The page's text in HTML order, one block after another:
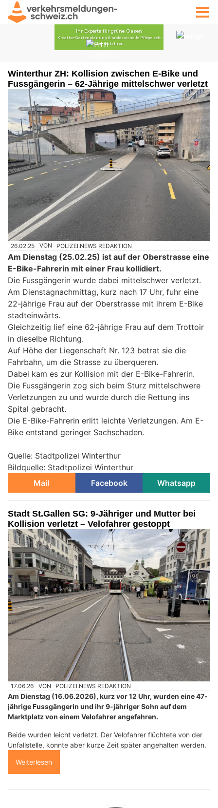
Winterthur ZH: Kollision zwischen E-Bike und
Fussgängerin – 62-Jährige mittelschwer verletzt
26.02.25 VON POLIZEI.NEWS REDAKTION
Am Dienstag (25.02.25) ist auf der Oberstrasse eine
E-Bike-Fahrerin mit einer Frau kollidiert.
Die Fussgängerin wurde dabei mittelschwer verletzt.
Am Dienstagnachmittag, kurz nach 17 Uhr, fuhr eine
22-jährige Frau auf der Oberstrasse mit ihrem E-Bike
stadteinwärts.
Gleichzeitig lief eine 62-jährige Frau auf dem Trottoir
in dieselbe Richtung.
Auf Höhe der Liegenschaft Nr. 123 betrat sie die
Fahrbahn, um die Strasse zu überqueren.
Dabei kam es zur Kollision mit der E-Bike-Fahrerin.
Die Fussgängerin zog sich beim Sturz mittelschwere
Verletzungen zu und wurde durch die Rettung ins
Spital gebracht.
Die E-Bike-Fahrerin erlitt leichte Verletzungen. Am E-
Bike entstand geringer Sachschaden.
Quelle: Stadtpolizei Winterthur
Bildquelle: Stadtpolizei Winterthur
Mail
Facebook Whatsapp
Stadt St.Gallen SG: 9-Jähriger und Mutter bei
Kollision verletzt – Velofahrer gestoppt
17.06.26 VON POLIZEI.NEWS REDAKTION
Am Dienstag (16.06.2026), kurz vor 12 Uhr, wurden eine 47-
jährige Fussgängerin und ihr 9-jähriger Sohn auf dem
Marktplatz von einem Velofahrer angefahren.
Beide wurden leicht verletzt. Der Velofahrer flüchtete von der
Unfallstelle, konnte aber kurze Zeit später angehalten werden.
Weiterlesen